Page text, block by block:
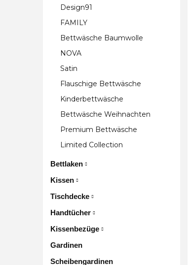
Design91
FAMILY
Bettwäsche Baumwolle
NOVA
Satin
Flauschige Bettwäsche
Kinderbettwäsche
Bettwäsche Weihnachten
Premium Bettwäsche
Limited Collection
Bettlaken
Kissen
Tischdecke
Handtücher
Kissenbezüge
Gardinen
Scheibengardinen